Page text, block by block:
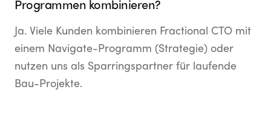
Programmen kombinieren?
Ja. Viele Kunden kombinieren Fractional CTO mit
einem Navigate-Programm (Strategie) oder
nutzen uns als Sparringspartner für laufende
Bau-Projekte.